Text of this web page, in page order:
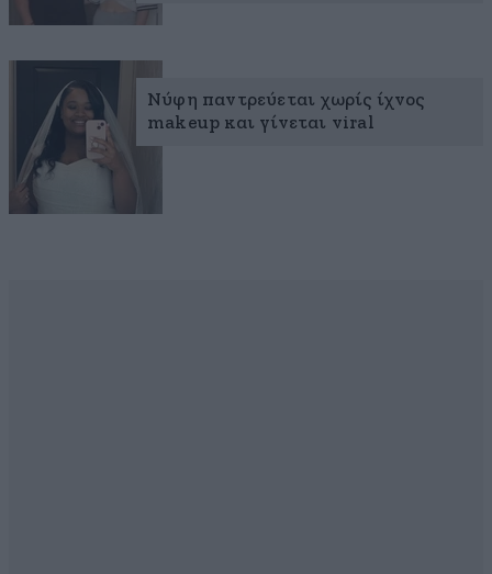
Νύφη παντρεύεται χωρίς ίχνος
makeup και γίνεται viral